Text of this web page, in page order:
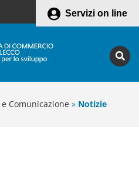
Servizi on line
Comunicazione » Notizie